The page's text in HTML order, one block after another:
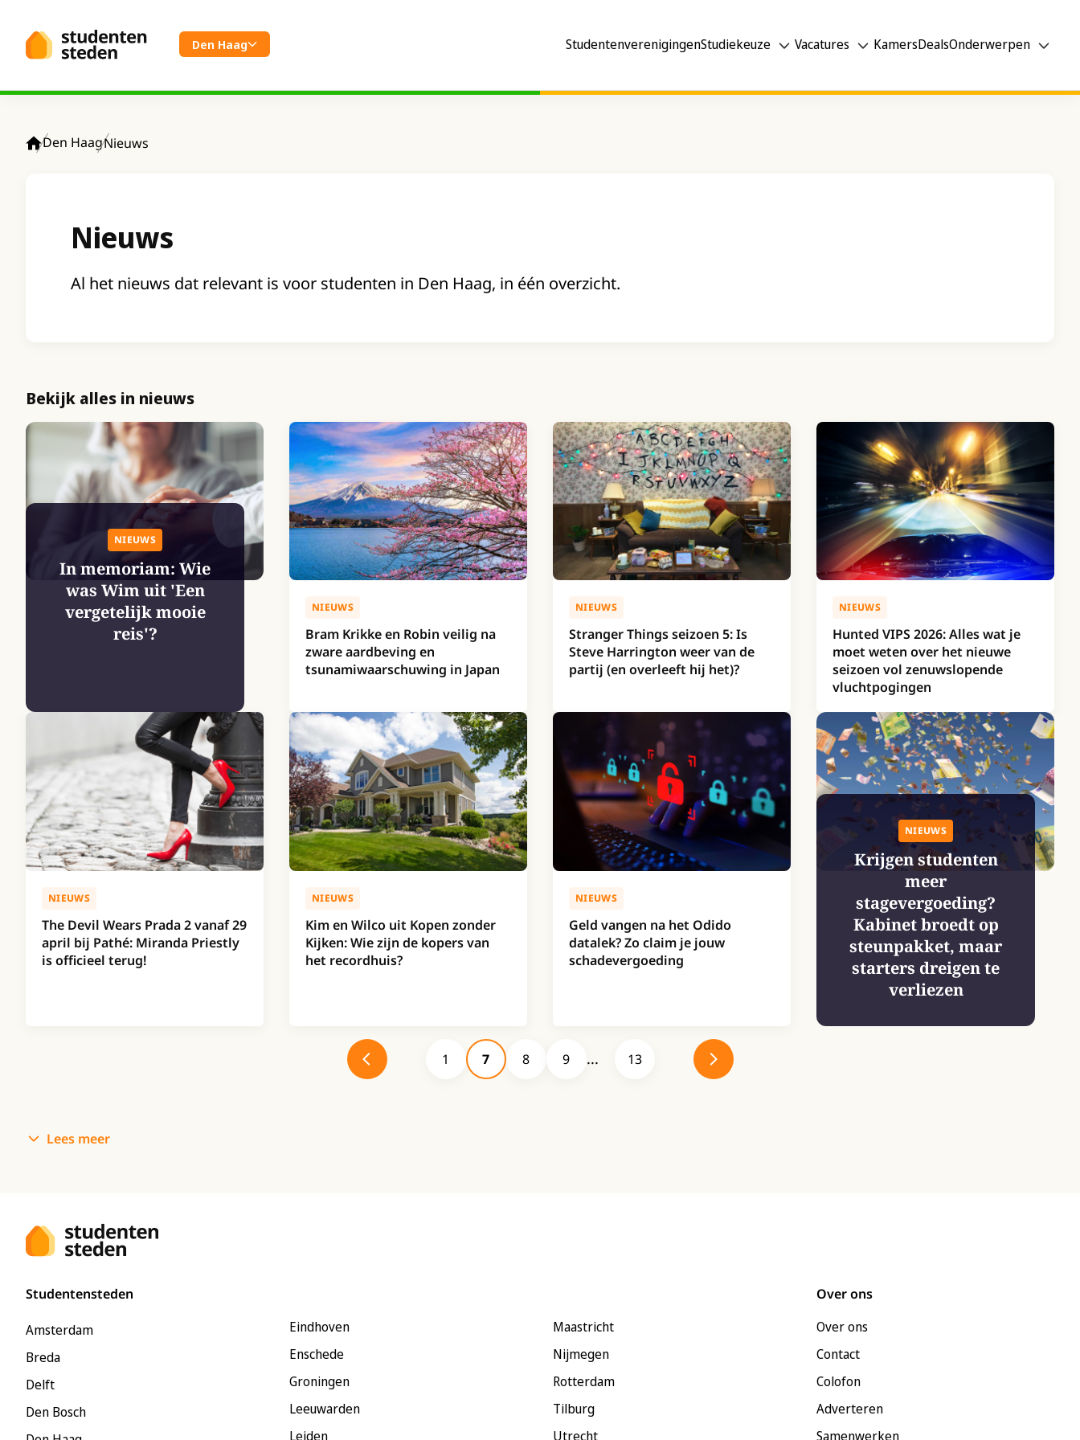
Den Haag StudentenverenigingenStudiekeuze Vacatures KamersDealsOnderwerpen
Den HaagNieuws
Nieuws
Al het nieuws dat relevant is voor studenten in Den Haag, in één overzicht.
Bekijk alles in nieuws
NIEUWS
In memoriam: Wie
was Wim uit 'Een
vergetelijk mooie
reis'?
NIEUWS
Bram Krikke en Robin veilig na
zware aardbeving en
tsunamiwaarschuwing in Japan
NIEUWS
Stranger Things seizoen 5: Is
Steve Harrington weer van de
partij (en overleeft hij het)?
NIEUWS
Hunted VIPS 2026: Alles wat je
moet weten over het nieuwe
seizoen vol zenuwslopende
vluchtpogingen
NIEUWS
The Devil Wears Prada 2 vanaf 29
april bij Pathé: Miranda Priestly
is officieel terug!
NIEUWS
Kim en Wilco uit Kopen zonder
Kijken: Wie zijn de kopers van
het recordhuis?
NIEUWS
Geld vangen na het Odido
datalek? Zo claim je jouw
schadevergoeding
NIEUWS
Krijgen studenten
meer
stagevergoeding?
Kabinet broedt op
steunpakket, maar
starters dreigen te
verliezen
1 7 8 9 13
Lees meer
Studentensteden
Amsterdam
Breda
Delft
Den Bosch
Eindhoven
Enschede
Groningen
Leeuwarden
Leiden
Maastricht
Nijmegen
Rotterdam
Tilburg
Utrecht
Over ons
Over ons
Contact
Colofon
Adverteren
Samenwerken